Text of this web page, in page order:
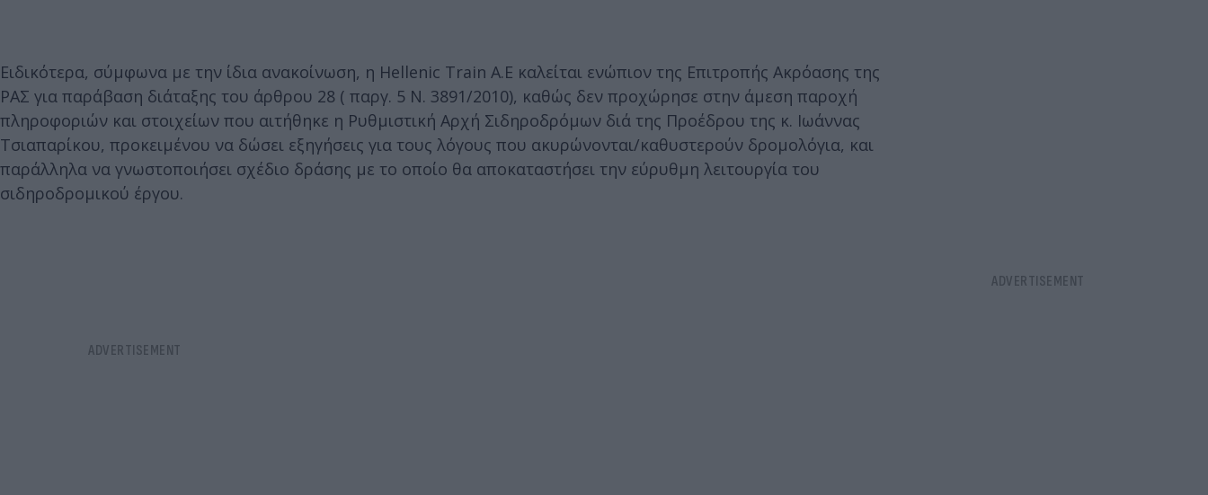
Ειδικότερα, σύμφωνα με την ίδια ανακοίνωση, η Hellenic Train A.E καλείται ενώπιον της Επιτροπής Ακρόασης της
ΡΑΣ για παράβαση διάταξης του άρθρου 28 ( παργ. 5 Ν. 3891/2010), καθώς δεν προχώρησε στην άμεση παροχή
πληροφοριών και στοιχείων που αιτήθηκε η Ρυθμιστική Αρχή Σιδηροδρόμων διά της Προέδρου της κ. Ιωάννας
Τσιαπαρίκου, προκειμένου να δώσει εξηγήσεις για τους λόγους που ακυρώνονται/καθυστερούν δρομολόγια, και
παράλληλα να γνωστοποιήσει σχέδιο δράσης με το οποίο θα αποκαταστήσει την εύρυθμη λειτουργία του
σιδηροδρομικού έργου.